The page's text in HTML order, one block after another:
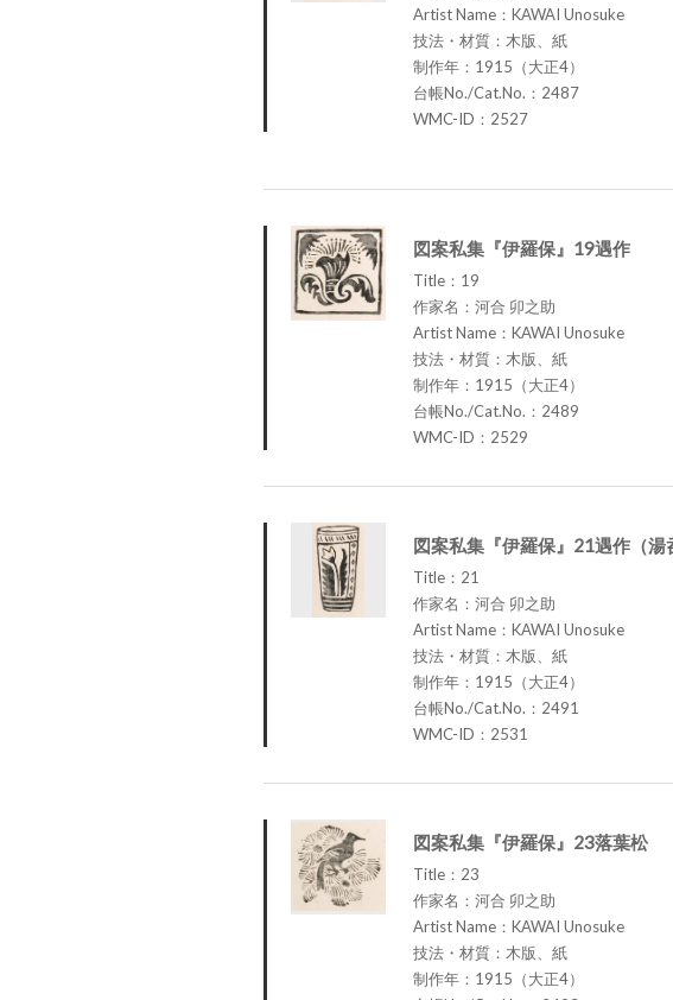
Artist Name：KAWAI Unosuke
技法・材質：木版、紙
制作年：1915（大正4）
台帳No./Cat.No.：2487
WMC-ID：2527
図案私集『伊羅保』19遇作
Title：19
作家名：河合 卯之助
Artist Name：KAWAI Unosuke
技法・材質：木版、紙
制作年：1915（大正4）
台帳No./Cat.No.：2489
WMC-ID：2529
図案私集『伊羅保』21遇作（湯
Title：21
作家名：河合 卯之助
Artist Name：KAWAI Unosuke
技法・材質：木版、紙
制作年：1915（大正4）
台帳No./Cat.No.：2491
WMC-ID：2531
図案私集『伊羅保』23落葉松
Title：23
作家名：河合 卯之助
Artist Name：KAWAI Unosuke
技法・材質：木版、紙
制作年：1915（大正4）